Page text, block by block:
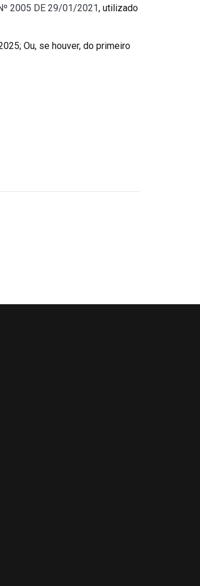
2005 DE 29/01/2021, utilizado
Ou, se houver, do primeiro